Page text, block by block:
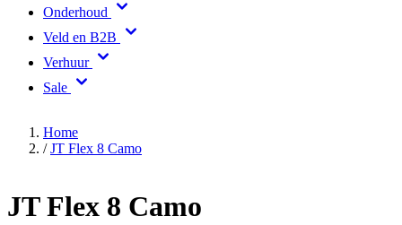
HP en Co2
Onderhoud
Veld en B2B
Verhuur
Home